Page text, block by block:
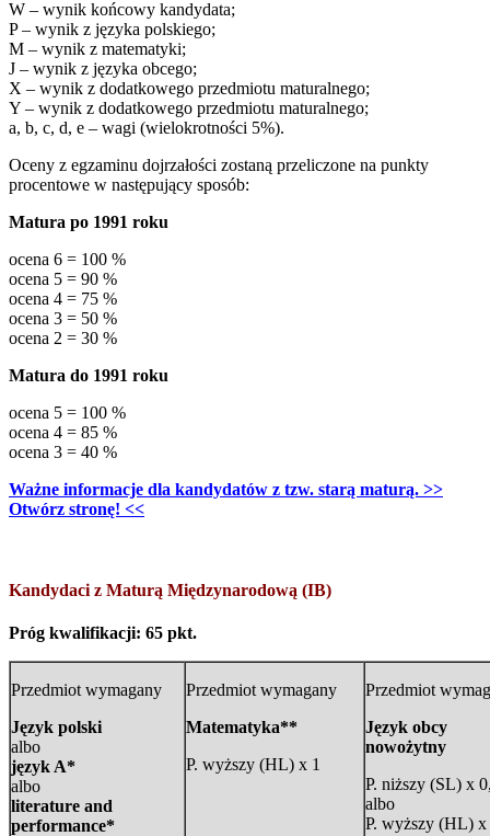
W – wynik końcowy kandydata;
P – wynik z języka polskiego;
M – wynik z matematyki;
J – wynik z języka obcego;
X – wynik z dodatkowego przedmiotu maturalnego;
Y – wynik z dodatkowego przedmiotu maturalnego;
a, b, c, d, e – wagi (wielokrotności 5%).
Oceny z egzaminu dojrzałości zostaną przeliczone na punkty
procentowe w następujący sposób:
Matura po 1991 roku
ocena 6 = 100 %
ocena 5 = 90 %
ocena 4 = 75 %
ocena 3 = 50 %
ocena 2 = 30 %
Matura do 1991 roku
ocena 5 = 100 %
ocena 4 = 85 %
ocena 3 = 40 %
Ważne informacje dla kandydatów z tzw. starą maturą. >>
Otwórz stronę! <<
Kandydaci z Maturą Międzynarodową (IB)
Próg kwalifikacji: 65 pkt.
Przedmiot wymagany
Język polski
albo
język A*
albo
literature and
performance*
Przedmiot wymagany
Matematyka**
P. wyższy (HL) x 1
Przedmiot
Język obcy
nowożytny
P. niższy (SL) x
albo
P. wyższy (HL) x